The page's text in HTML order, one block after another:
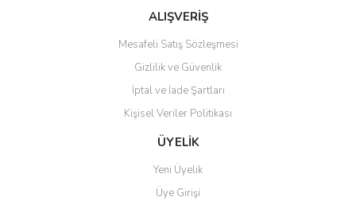
ALIŞVERİŞ
Mesafeli Satış Sözleşmesi
Gizlilik ve Güvenlik
İptal ve İade Şartları
Kişisel Veriler Politikası
ÜYELİK
Yeni Üyelik
Üye Girişi